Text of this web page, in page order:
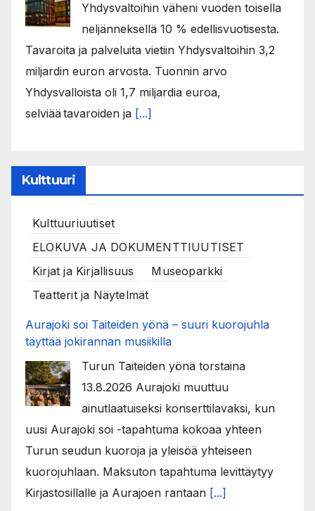
Yhdysvaltoihin väheni vuoden toisella
neljänneksellä 10 % edellisvuotisesta.
Tavaroita ja palveluita vietiin Yhdysvaltoihin 3,2
miljardin euron arvosta. Tuonnin arvo
Yhdysvalloista oli 1,7 miljardia euroa,
selviää tavaroiden ja [...]
Kulttuuri
Kulttuuriuutiset
ELOKUVA JA DOKUMENTTIUUTISET
Kirjat ja Kirjallisuus
Museoparkki
Teatterit ja Näytelmät
Aurajoki soi Taiteiden yönä – suuri kuorojuhla
täyttää jokirannan musiikilla
Turun Taiteiden yönä torstaina
13.8.2026 Aurajoki muuttuu
ainutlaatuiseksi konserttilavaksi, kun
uusi Aurajoki soi -tapahtuma kokoaa yhteen
Turun seudun kuoroja ja yleisöä yhteiseen
kuorojuhlaan. Maksuton tapahtuma levittäytyy
Kirjastosillalle ja Aurajoen rantaan [...]